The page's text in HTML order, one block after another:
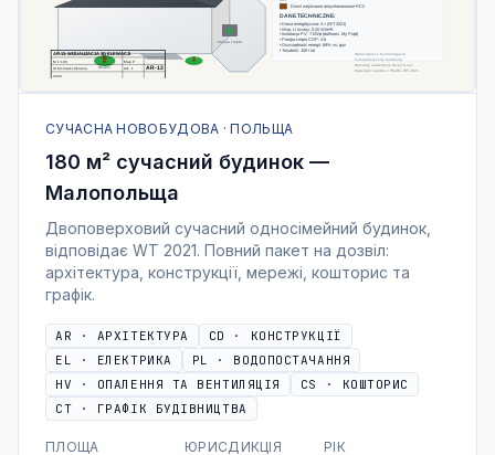
СУЧАСНА НОВОБУДОВА · ПОЛЬЩА
180 м² сучасний будинок —
Малопольща
Двоповерховий сучасний односімейний будинок,
відповідає WT 2021. Повний пакет на дозвіл:
архітектура, конструкції, мережі, кошторис та
графік.
AR · АРХІТЕКТУРА CD ·
КОНСТРУКЦІЇ
EL · ЕЛЕКТРИКА PL · ВОДОПОСТАЧАННЯ
HV · ОПАЛЕННЯ ТА ВЕНТИЛЯЦІЯ CS · КОШТОРИС
CT · ГРАФІК БУДІВНИЦТВА
ПЛОЩА
ЮРИСДИКЦІЯ
РІК